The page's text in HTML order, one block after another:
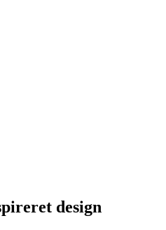
design